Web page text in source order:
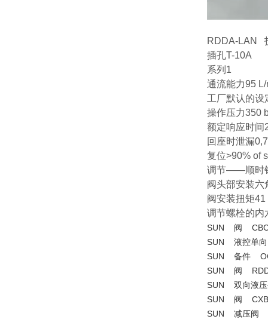
RDDA-LAN
插孔T-10A
系列1
通流能力95
工厂默认的设
操作压力350
额定响应时间
回座时泄漏
复位>90% of
调节——顺时
阀头部安装六
阀安装扭矩41
调节螺栓的内
SUN 阀
SUN 液控单
SUN 备件
SUN 阀
SUN 双向液
SUN 阀
SUN 减压阀